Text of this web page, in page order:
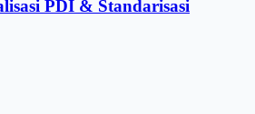
PDI & Standarisasi